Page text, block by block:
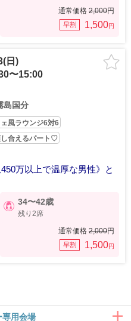
通常価格 2,000円
早割 1,500円
日)
〜15:00
島国分
風ラウンジ6対6
合えるパート♡
万以上で温厚な男性》と
34〜42歳
残り2席
通常価格 2,000円
早割 1,500円
専用会場